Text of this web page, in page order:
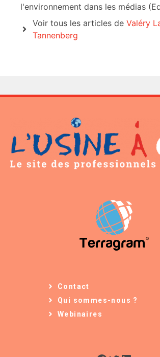
l'environnement dans les médias
Voir tous les articles de Valéry
Tannenberg
Contact
Qui sommes-nous ?
Webinaires